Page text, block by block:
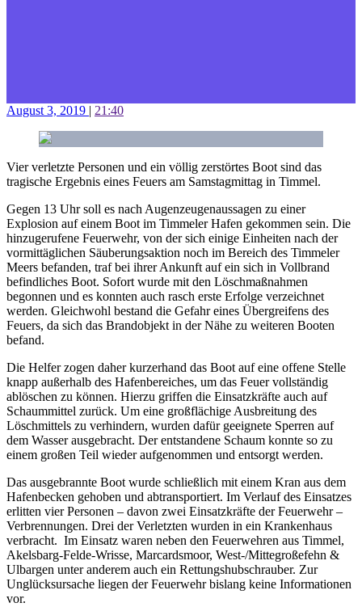
August 3, 2019 | 21:40
Vier verletzte Personen und ein völlig zerstörtes Boot sind das
tragische Ergebnis eines Feuers am Samstagmittag in Timmel.
Gegen 13 Uhr soll es nach Augenzeugenaussagen zu einer
Explosion auf einem Boot im Timmeler Hafen gekommen sein. Die
hinzugerufene Feuerwehr, von der sich einige Einheiten nach der
vormittäglichen Säuberungsaktion noch im Bereich des Timmeler
Meers befanden, traf bei ihrer Ankunft auf ein sich in Vollbrand
befindliches Boot. Sofort wurde mit den Löschmaßnahmen
begonnen und es konnten auch rasch erste Erfolge verzeichnet
werden. Gleichwohl bestand die Gefahr eines Übergreifens des
Feuers, da sich das Brandobjekt in der Nähe zu weiteren Booten
befand.
Die Helfer zogen daher kurzerhand das Boot auf eine offene Stelle
knapp außerhalb des Hafenbereiches, um das Feuer vollständig
ablöschen zu können. Hierzu griffen die Einsatzkräfte auch auf
Schaummittel zurück. Um eine großflächige Ausbreitung des
Löschmittels zu verhindern, wurden dafür geeignete Sperren auf
dem Wasser ausgebracht. Der entstandene Schaum konnte so zu
einem großen Teil wieder aufgenommen und entsorgt werden.
Das ausgebrannte Boot wurde schließlich mit einem Kran aus dem
Hafenbecken gehoben und abtransportiert. Im Verlauf des Einsatzes
erlitten vier Personen – davon zwei Einsatzkräfte der Feuerwehr –
Verbrennungen. Drei der Verletzten wurden in ein Krankenhaus
verbracht. Im Einsatz waren neben den Feuerwehren aus Timmel,
Akelsbarg-Felde-Wrisse, Marcardsmoor, West-/Mittegroßefehn &
Ulbargen unter anderem auch ein Rettungshubschrauber. Zur
Unglücksursache liegen der Feuerwehr bislang keine Informationen
vor.